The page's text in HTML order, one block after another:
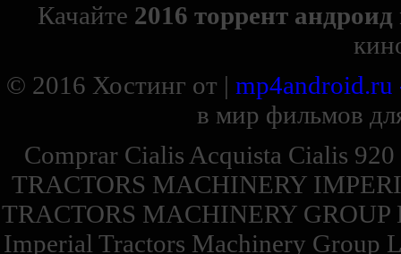
Качайте 2016 торрент
© 2016 Хостинг от | mp4android.ru
в мир фильмов
Comprar Cialis Acquista Cialis
TRACTORS MACHINERY
TRACTORS MACHINERY
Imperial Tractors Machinery Group